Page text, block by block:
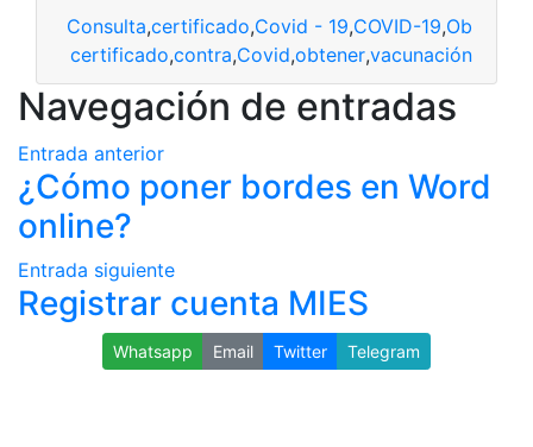
Consulta,certificado,Covid - 19,COVID-19,Obtener
certificado,contra,Covid,obtener,vacunación
Navegación de entradas
Entrada anterior
¿Cómo poner bordes en Word
online?
Entrada siguiente
Registrar cuenta MIES
Whatsapp Email Twitter Telegram